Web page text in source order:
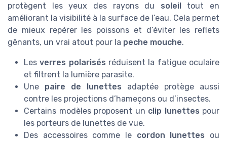
protègent les yeux des rayons du soleil
tout en
améliorant la visibilité à la surface de l’eau. Cela permet
de mieux repérer les poissons et d’éviter les reflets
gênants, un vrai atout pour la peche mouche.
Lesverres polarisés réduisent la fatigue oculaire
et filtrent la lumière parasite.
Une paire de lunettes adaptée protège aussi
contre les projections d’hameçons ou d’insectes.
Certains modèles proposent un clip lunettes pour
les porteurs de lunettes de vue.
Des accessoires comme le cordon lunettes ou